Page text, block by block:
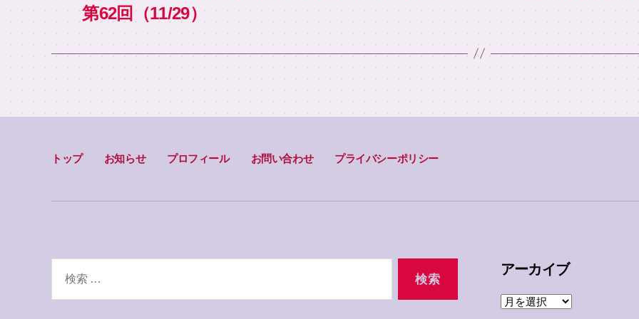
第62回（11/29）
トップ お知らせ プロフィール お問い合わせ プライバシーポリシー
アーカイブ
ア